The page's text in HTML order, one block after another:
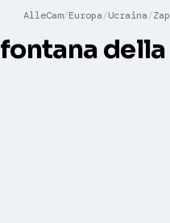
AlleCam Europa Ucraina
fontana